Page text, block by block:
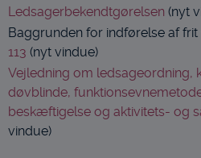
Ledsagerbekendtgørelsen (nyt
Baggrunden for indførelse af
113 (nyt vindue)
Vejledning om ledsageordning,
døvblinde,
beskæftigelse og aktivitets- og
vindue)